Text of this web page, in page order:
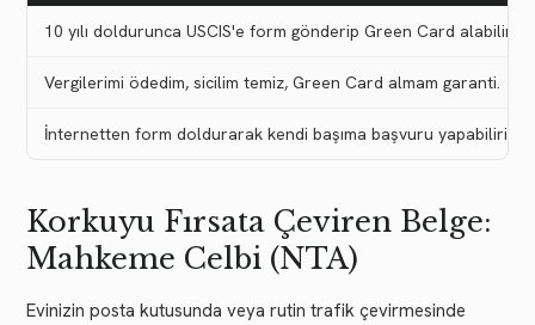
10 yılı doldurunca USCIS'e form gönderip Green Card alabilirim.
Vergilerimi ödedim, sicilim temiz, Green Card almam garanti.
İnternetten form doldurarak kendi başıma başvuru yapabilirim.
Korkuyu Fırsata Çeviren Belge:
Mahkeme Celbi (NTA)
Evinizin posta kutusunda veya rutin trafik çevirmesinde